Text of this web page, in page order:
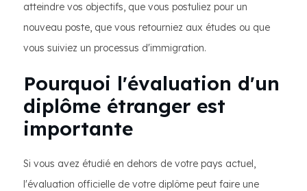
atteindre vos objectifs, que vous postuliez pour un
nouveau poste, que vous retourniez aux études ou que
vous suiviez un processus d'immigration.
Pourquoi l'évaluation d'un
diplôme étranger est
importante
Si vous avez étudié en dehors de votre pays actuel,
l'évaluation officielle de votre diplôme peut faire une